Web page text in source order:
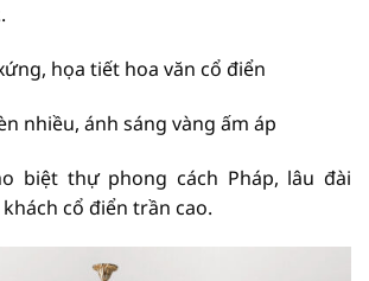
họa tiết hoa văn cổ điển
nhiều, ánh sáng vàng ấm áp
biệt thự phong cách Pháp, lâu đài
cổ điển trần cao.